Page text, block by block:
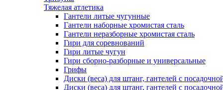
Тяжелая атлетика
Гантели литые чугунные
Гантели наборные хромистая сталь
Гантели неразборные хромистая сталь
Гири для соревнований
Гири литые чугун
Гири сборно-разборные и универсальные
Грифы
Диски (веса) для штанг, гантелей с
Диски (веса) для штанг, гантелей с